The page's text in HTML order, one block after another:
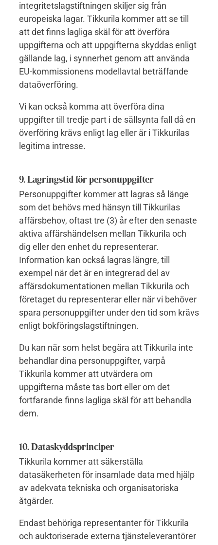
integritetslagstiftningen skiljer sig från
europeiska lagar. Tikkurila kommer att se till
att det finns lagliga skäl för att överföra
uppgifterna och att uppgifterna skyddas enligt
gällande lag, i synnerhet genom att använda
EU-kommissionens modellavtal beträffande
dataöverföring.
Vi kan också komma att överföra dina
uppgifter till tredje part i de sällsynta fall då en
överföring krävs enligt lag eller är i Tikkurilas
legitima intresse.
9. Lagringstid för personuppgifter
Personuppgifter kommer att lagras så länge
som det behövs med hänsyn till Tikkurilas
affärsbehov, oftast tre (3) år efter den senaste
aktiva affärshändelsen mellan Tikkurila och
dig eller den enhet du representerar.
Information kan också lagras längre, till
exempel när det är en integrerad del av
affärsdokumentationen mellan Tikkurila och
företaget du representerar eller när vi behöver
spara personuppgifter under den tid som krävs
enligt bokföringslagstiftningen.
Du kan när som helst begära att Tikkurila inte
behandlar dina personuppgifter, varpå
Tikkurila kommer att utvärdera om
uppgifterna måste tas bort eller om det
fortfarande finns lagliga skäl för att behandla
dem.
10. Dataskyddsprinciper
Tikkurila kommer att säkerställa
datasäkerheten för insamlade data med hjälp
av adekvata tekniska och organisatoriska
åtgärder.
Endast behöriga representanter för Tikkurila
och auktoriserade externa tjänsteleverantörer